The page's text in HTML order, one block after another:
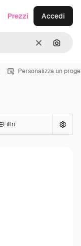
CancellaCerca
Prezzi Accedi
Personalizza un
Filtri